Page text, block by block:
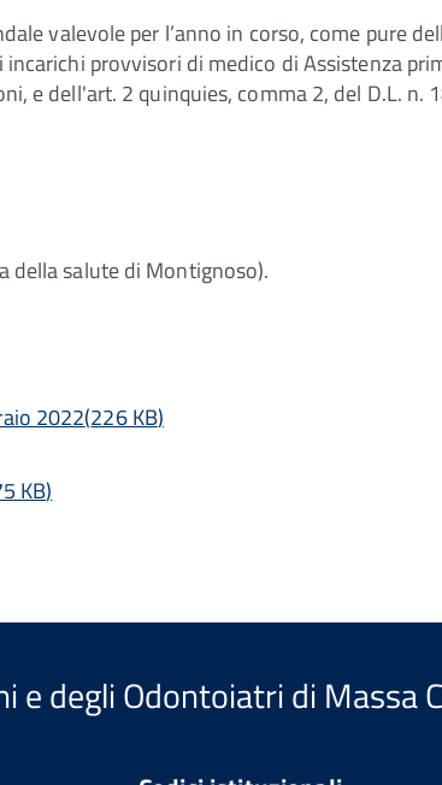
valevole per l’anno in corso, come pure
provvisori di medico di Assistenza
e dell'art. 2 quinquies, comma 2, del D.L.
della salute di Montignoso).
2022(226 KB)
KB)
e degli Odontoiatri di Massa